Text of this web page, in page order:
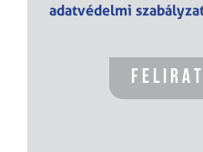
adatvédelmi